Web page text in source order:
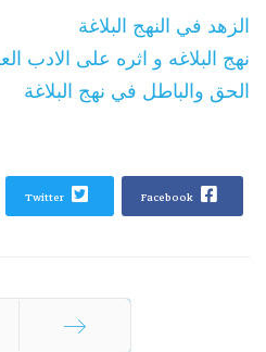
الزهد في النهج البلاغة
نهج البلاغه و اثره علی الادب
الحق والباطل‏ في ‏نهج البلاغة